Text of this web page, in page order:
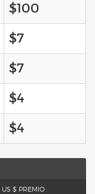
$100
$7
$7
$4
$4
US $ PREMIO